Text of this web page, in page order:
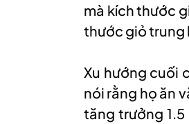
mà kích thước
thước giỏ trung
Xu hướng cuối
nói rằng họ ăn
tăng trưởng